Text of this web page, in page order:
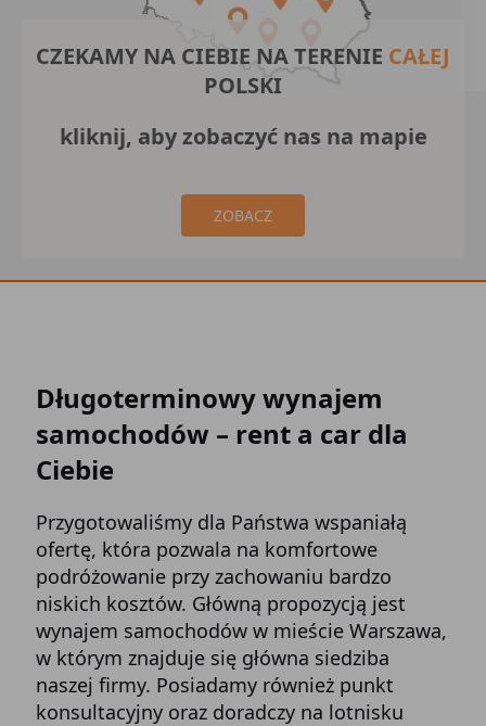
CZEKAMY NA CIEBIE NA TERENIE CAŁEJ
POLSKI
kliknij, aby zobaczyć nas na mapie
ZOBACZ
Długoterminowy wynajem
samochodów – rent a car dla
Ciebie
Przygotowaliśmy dla Państwa wspaniałą
ofertę, która pozwala na komfortowe
podróżowanie przy zachowaniu bardzo
niskich kosztów. Główną propozycją jest
wynajem samochodów w mieście Warszawa,
w którym znajduje się główna siedziba
naszej firmy. Posiadamy również punkt
konsultacyjny oraz doradczy na lotnisku